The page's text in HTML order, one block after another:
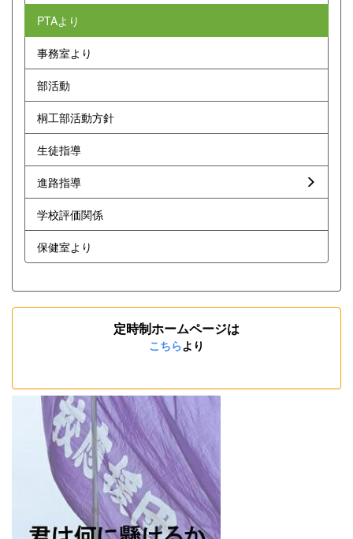
PTAより
事務室より
部活動
桐工部活動方針
生徒指導
進路指導
学校評価関係
保健室より
定時制ホームページは
こちらより